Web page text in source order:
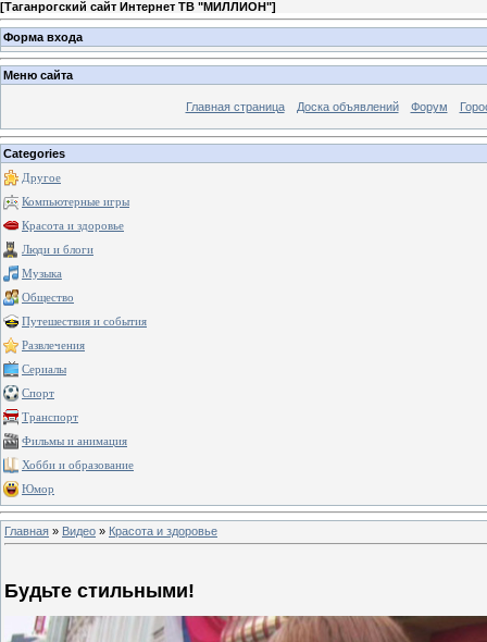
[Таганрогский сайт Интернет ТВ "МИЛЛИОН"]
Форма входа
Меню сайта
Главная страница Доска объявлений Форум
Categories
Другое
Компьютерные игры
Красота и здоровье
Люди и блоги
Музыка
Общество
Путешествия и события
Развлечения
Сериалы
Спорт
Транспорт
Фильмы и анимация
Хобби и образование
Юмор
Главная » Видео » Красота и здоровье
Будьте стильными!